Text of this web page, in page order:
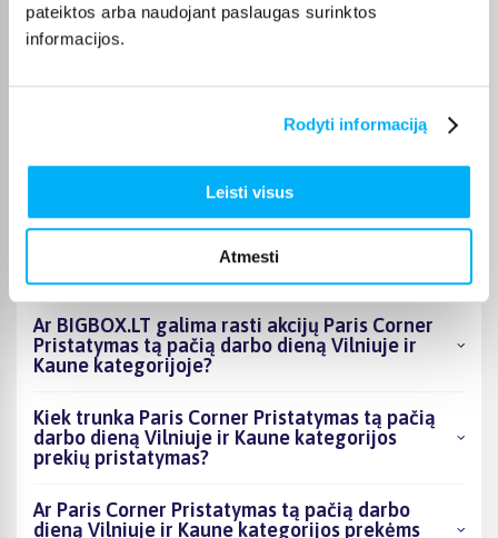
pateiktos arba naudojant paslaugas surinktos
informacijos.
Rodyti informaciją
Leisti visus
Atmesti
DUK
Kokie Paris Corner Pristatymas tą pačią darbo
dieną Vilniuje ir Kaune kategorijoje esantys
produktai šiuo metu populiariausi?
Kiek prekių yra Paris Corner Pristatymas tą
pačią darbo dieną Vilniuje ir Kaune kategorijos
Ar BIGBOX.LT galima rasti akcijų Paris Corner
Pristatymas tą pačią darbo dieną Vilniuje ir
Kaune kategorijoje?
Kiek trunka Paris Corner Pristatymas tą pačią
darbo dieną Vilniuje ir Kaune kategorijos
prekių pristatymas?
Ar Paris Corner Pristatymas tą pačią darbo
dieną Vilniuje ir Kaune kategorijos prekėms